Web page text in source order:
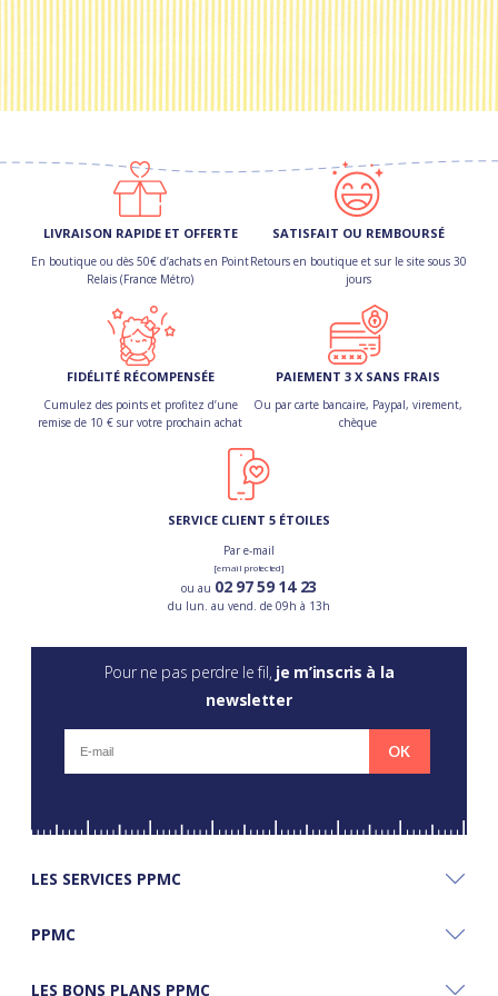
LIVRAISON RAPIDE ET OFFERTE
En boutique ou dès 50€ d’achats en Point
Relais (France Métro)
SATISFAIT OU REMBOURSÉ
Retours en boutique et sur le site sous 30
jours
FIDÉLITÉ RÉCOMPENSÉE
Cumulez des points et profitez d’une
remise de 10 € sur votre prochain achat
PAIEMENT 3 X SANS FRAIS
Ou par carte bancaire, Paypal, virement,
chèque
SERVICE CLIENT 5 ÉTOILES
Par e-mail
[email protected]
ou au 02 97 59 14 23
du lun. au vend. de 09h à 13h
Pour ne pas perdre le fil, je m’inscris à la
newsletter
OK
LES SERVICES PPMC
PPMC
LES BONS PLANS PPMC